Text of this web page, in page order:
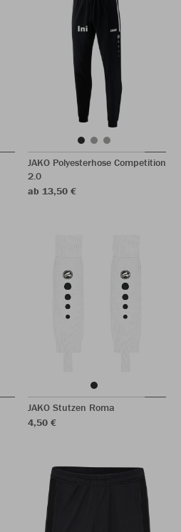
JAKO Polyesterhose Competition
2.0
ab 13,50 €
JAKO Stutzen Roma
4,50 €